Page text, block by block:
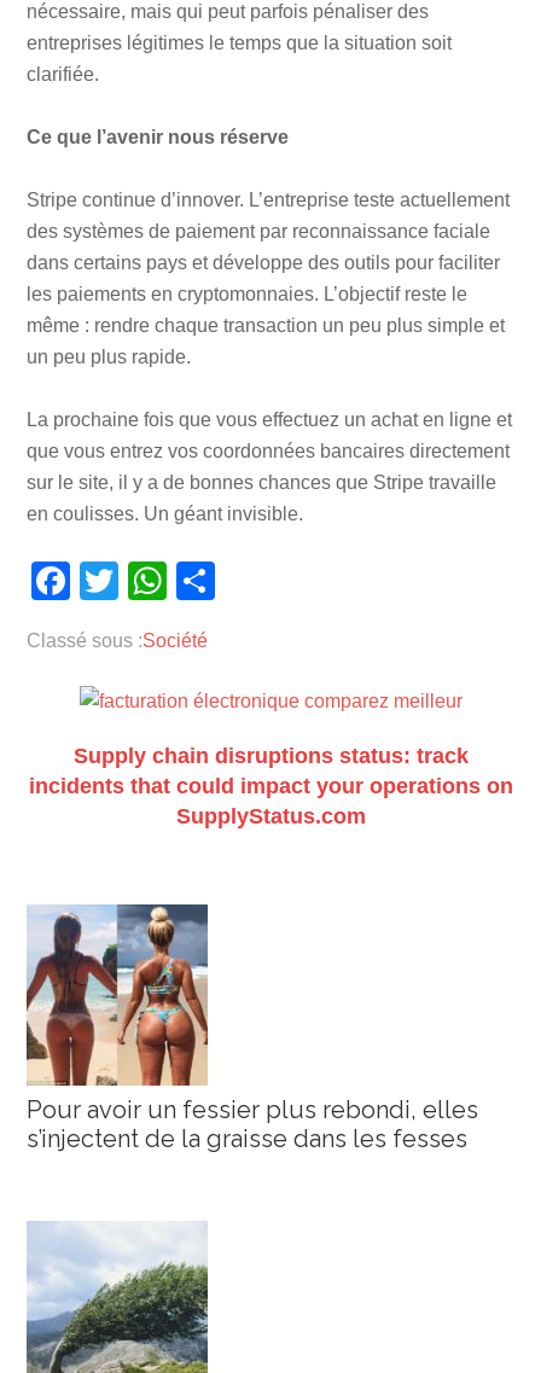
nécessaire, mais qui peut parfois pénaliser des
entreprises légitimes le temps que la situation soit
clarifiée.
Ce que l’avenir nous réserve
Stripe continue d’innover. L’entreprise teste actuellement
des systèmes de paiement par reconnaissance faciale
dans certains pays et développe des outils pour faciliter
les paiements en cryptomonnaies. L’objectif reste le
même : rendre chaque transaction un peu plus simple et
un peu plus rapide.
La prochaine fois que vous effectuez un achat en ligne et
que vous entrez vos coordonnées bancaires directement
sur le site, il y a de bonnes chances que Stripe travaille
en coulisses. Un géant invisible.
Facebook
TwitterWhatsApp
Classé sous :Société
Supply chain disruptions status: track
incidents that could impact your operations on
SupplyStatus.com
Pour avoir un fessier plus rebondi, elles
s’injectent de la graisse dans les fesses